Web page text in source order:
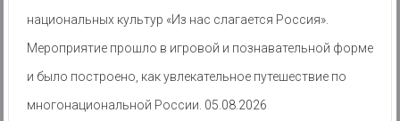
национальных культур «Из нас слагается Россия».
Мероприятие прошло в игровой и познавательной форме
и было построено, как увлекательное путешествие по
многонациональной России. 05.08.2026